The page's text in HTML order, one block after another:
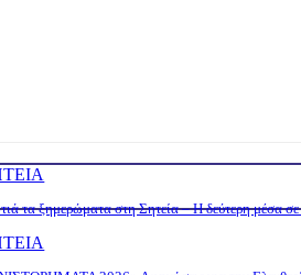
τα ξημερώματα στη Σητεία – Η δεύτερη μέσα